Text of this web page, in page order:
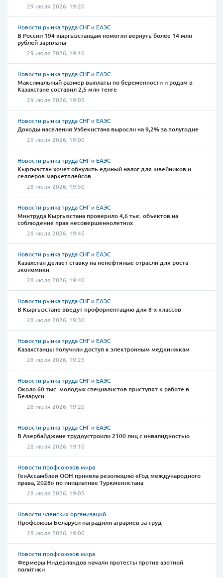
29 июля 2026, 19:20
Новости рынка труда СНГ и ЕАЭС
В России 194 кыргызстанцам помогли вернуть более 14 млн
рублей зарплаты
29 июля 2026, 19:10
Новости рынка труда СНГ и ЕАЭС
Максимальный размер выплаты по беременности и родам в
Казахстане составил 2,5 млн тенге
29 июля 2026, 19:05
Новости рынка труда СНГ и ЕАЭС
Доходы населения Узбекистана выросли на 9,2% за полугодие
29 июля 2026, 19:00
Новости рынка труда СНГ и ЕАЭС
Кыргызстан хочет обнулить единый налог для швейников и
селлеров маркетплейсов
28 июля 2026, 19:50
Новости рынка труда СНГ и ЕАЭС
Минтруда Кыргызстана проверило 4,6 тыс. объектов на
соблюдение прав несовершеннолетних
28 июля 2026, 19:45
Новости рынка труда СНГ и ЕАЭС
Казахстан делает ставку на ненефтяные отрасли для роста
экономики
28 июля 2026, 19:40
Новости рынка труда СНГ и ЕАЭС
В Кыргызстане введут профориентацию для 8-х классов
28 июля 2026, 19:30
Новости рынка труда СНГ и ЕАЭС
Казахстанцы получили доступ к электронным медкнижкам
28 июля 2026, 19:25
Новости рынка труда СНГ и ЕАЭС
Около 60 тыс. молодых специалистов приступят к работе в
Беларуси
28 июля 2026, 19:20
Новости рынка труда СНГ и ЕАЭС
В Азербайджане трудоустроили 2100 лиц с инвалидностью
28 июля 2026, 19:10
Новости профсоюзов мира
ГенАссамблея ООН приняла резолюцию «Год международного
права, 2028» по инициативе Туркменистана
28 июля 2026, 19:05
Новости членских организаций
Профсоюзы Беларуси наградили аграриев за труд
28 июля 2026, 19:00
Новости профсоюзов мира
Фермеры Нидерландов начали протесты против азотной
политики